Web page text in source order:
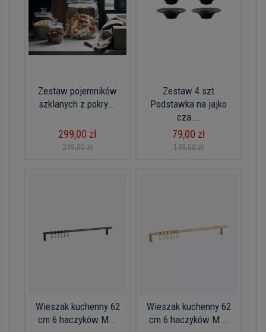
Zestaw pojemników
szklanych z pokry...
299,00 zł
349,00 zł
Zestaw 4 szt
Podstawka na jajko
cza...
79,00 zł
149,00 zł
Wieszak kuchenny 62
cm 6 haczyków M...
Wieszak kuchenny 62
cm 6 haczyków M...